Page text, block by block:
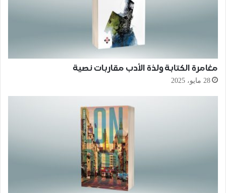
مغامرة الكتابة ولذة الأدب مقاربات نصية
28 مايو، 2025